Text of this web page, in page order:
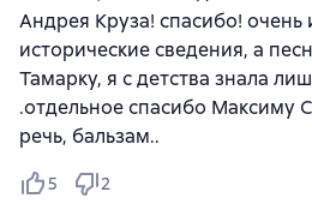
Андрея Круза! спасибо! очень
исторические сведения, а
Тамарку, я с детства знала
.отдельное спасибо Максиму
речь, бальзам..
5 2